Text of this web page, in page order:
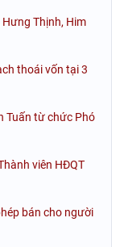
Thịnh, Him
thoái vốn tại 3
Tuấn từ chức Phó
viên HĐQT
bán cho người